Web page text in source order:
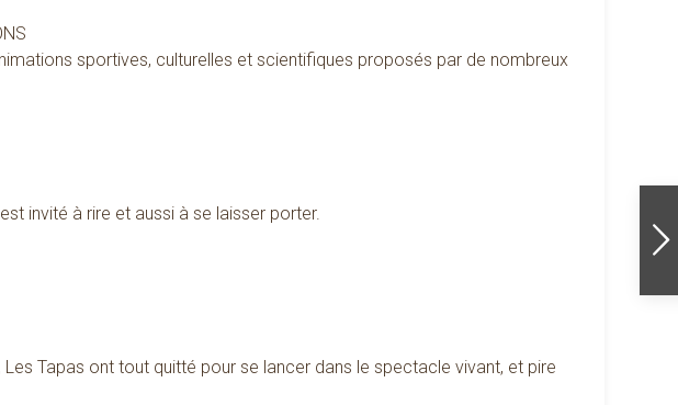
sportives, culturelles et scientifiques proposés par de nombreux
invité à rire et aussi à se laisser porter.
Tapas ont tout quitté pour se lancer dans le spectacle vivant, et pire